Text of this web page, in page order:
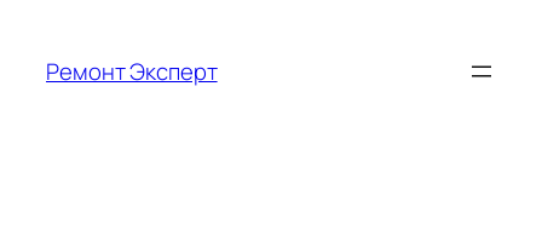
содержимому
Ремонт Эксперт